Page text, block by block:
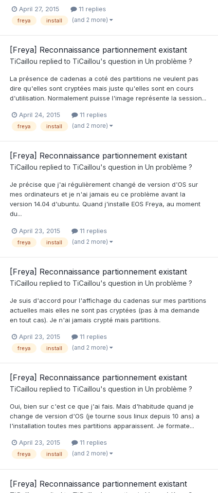
April 27, 2015 11 replies
freya install (and 2 more)
[Freya] Reconnaissance partionnement existant
TiCaillou replied to TiCaillou's question in Un problème ?
La présence de cadenas a coté des partitions ne veulent pas
dire qu'elles sont cryptées mais juste qu'elles sont en cours
d'utilisation. Normalement puisse l'image représente la session...
April 24, 2015 11 replies
freya install (and 2 more)
[Freya] Reconnaissance partionnement existant
TiCaillou replied to TiCaillou's question in Un problème ?
Je précise que j'ai régulièrement changé de version d'OS sur
mes ordinateurs et je n'ai jamais eu ce problème avant la
version 14.04 d'ubuntu. Quand j'installe EOS Freya, au moment
du...
April 23, 2015 11 replies
freya install (and 2 more)
[Freya] Reconnaissance partionnement existant
TiCaillou replied to TiCaillou's question in Un problème ?
Je suis d'accord pour l'affichage du cadenas sur mes partitions
actuelles mais elles ne sont pas cryptées (pas à ma demande
en tout cas). Je n'ai jamais crypté mais partitions.
April 23, 2015 11 replies
freya install (and 2 more)
[Freya] Reconnaissance partionnement existant
TiCaillou replied to TiCaillou's question in Un problème ?
Oui, bien sur c'est ce que j'ai fais. Mais d'habitude quand je
change de version d'OS (je tourne sous linux depuis 10 ans) a
l'installation toutes mes partitions apparaissent. Je formate...
April 23, 2015 11 replies
freya install (and 2 more)
[Freya] Reconnaissance partionnement existant